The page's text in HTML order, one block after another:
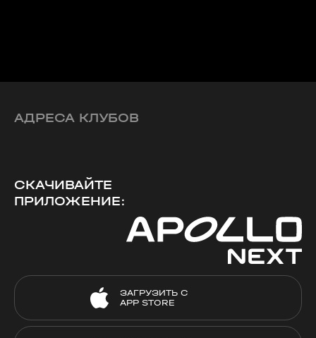
АДРЕСА КЛУБОВ
СКАЧИВАЙТЕ
ПРИЛОЖЕНИЕ:
ЗАГРУЗИТЬ С
APP STORE